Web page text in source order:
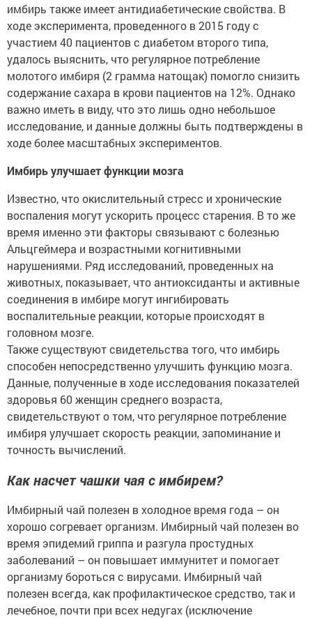
имбирь также имеет антидиабетические свойства. В
ходе эксперимента, проведенного в 2015 году с
участием 40 пациентов с диабетом второго типа,
удалось выяснить, что регулярное потребление
молотого имбиря (2 грамма натощак) помогло снизить
содержание сахара в крови пациентов на 12%. Однако
важно иметь в виду, что это лишь одно небольшое
исследование, и данные должны быть подтверждены в
ходе более масштабных экспериментов.
Имбирь улучшает функции мозга
Известно, что окислительный стресс и хронические
воспаления могут ускорить процесс старения. В то же
время именно эти факторы связывают с болезнью
Альцгеймера и возрастными когнитивными
нарушениями. Ряд исследований, проведенных на
животных, показывает, что антиоксиданты и активные
соединения в имбире могут ингибировать
воспалительные реакции, которые происходят в
головном мозге.
Также существуют свидетельства того, что имбирь
способен непосредственно улучшить функцию мозга.
Данные, полученные в ходе исследования показателей
здоровья 60 женщин среднего возраста,
свидетельствуют о том, что регулярное потребление
имбиря улучшает скорость реакции, запоминание и
точность вычислений.
Как насчет чашки чая с имбирем?
Имбирный чай полезен в холодное время года – он
хорошо согревает организм. Имбирный чай полезен во
время эпидемий гриппа и разгула простудных
заболеваний – он повышает иммунитет и помогает
организму бороться с вирусами. Имбирный чай
полезен всегда, как профилактическое средство, так и
лечебное, почти при всех недугах (исключение